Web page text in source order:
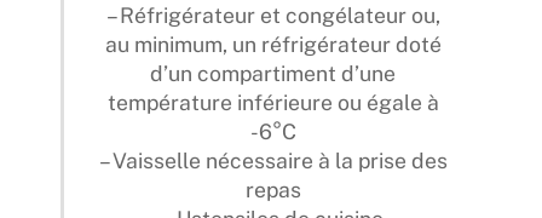
– Réfrigérateur et congélateur ou,
au minimum, un réfrigérateur doté
d’un compartiment d’une
température inférieure ou égale à
-6°C
– Vaisselle nécessaire à la prise des
repas